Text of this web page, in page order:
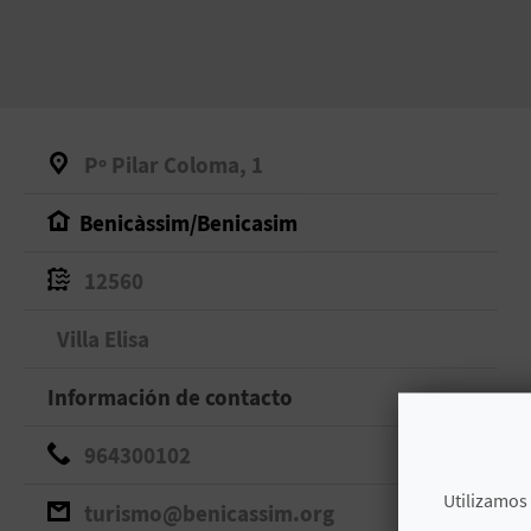
Pº Pilar Coloma, 1
Benicàssim/Benicasim
12560
Villa Elisa
Información de contacto
964300102
turismo@benicassim.org